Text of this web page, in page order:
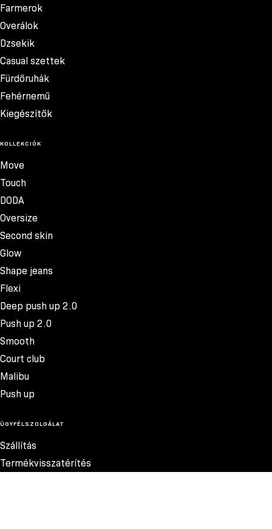
Farmerok
Overálok
Dzsekik
Casual szettek
Fürdőruhák
Fehérnemű
Kiegészítők
KOLLEKCIÓK
Move
Touch
DODA
Oversize
Second skin
Glow
Shape jeans
Flexi
Deep push up 2.0
Push up 2.0
Smooth
Court club
Malibu
Push up
ÜGYFÉLSZOLGÁLAT
Szállítás
Termékvisszatérítés